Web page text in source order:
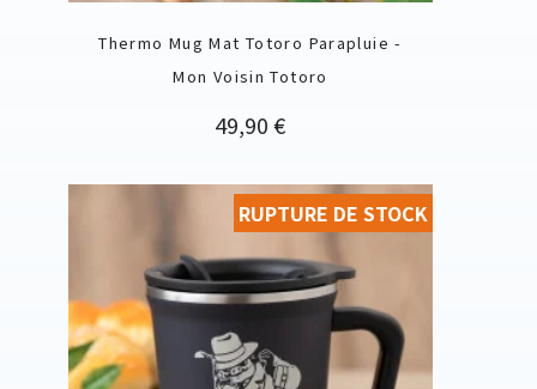
Thermo Mug Mat Totoro Parapluie -
Mon Voisin Totoro
Prix
49,90 €
RUPTURE DE STOCK